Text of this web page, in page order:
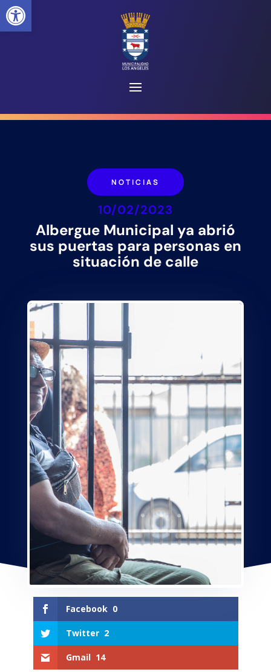
NOTICIAS
10/02/2023
Albergue Municipal ya abrió
sus puertas para personas en
situación de calle
Facebook 0
Twitter 2
Gmail 14